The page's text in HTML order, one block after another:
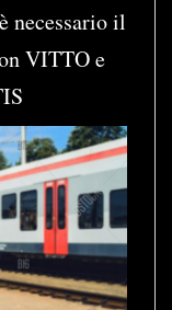
necessario il
VITTO e